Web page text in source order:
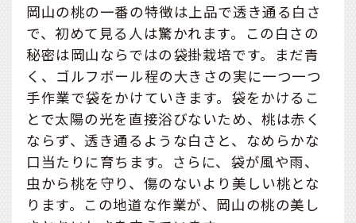
岡山の桃の一番の特徴は上品で透き通る白さ
で、初めて見る人は驚かれます。この白さの
秘密は岡山ならではの袋掛栽培です。まだ青
く、ゴルフボール程の大きさの実に一つ一つ
手作業で袋をかけていきます。袋をかけるこ
とで太陽の光を直接浴びないため、桃は赤く
ならず、透き通るような白さと、なめらかな
口当たりに育ちます。さらに、袋が風や雨、
虫から桃を守り、傷のないより美しい桃とな
ります。この地道な作業が、岡山の桃の美し